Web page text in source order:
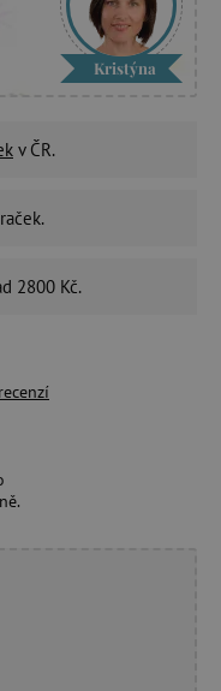
Kristýna
v ČR.
2800 Kč.
recenzí